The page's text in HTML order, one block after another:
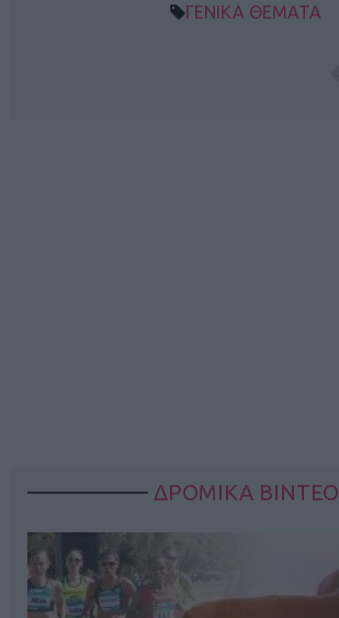
ΓΕΝΙΚΑ ΘΕΜΑΤΑ
ΔΡΟΜΙΚΑ ΒΙΝΤΕΟ